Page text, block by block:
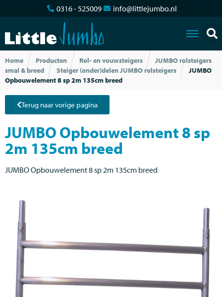
0316 - 525009 info@littlejumbo.nl
Home Producten Rol- en vouwsteigers
JUMBO rolsteigers
smal & breed
Steiger (onder)delen JUMBO rolsteigers
JUMBO
Opbouwelement 8 sp 2m 135cm breed
Terug naar vorige pagina
JUMBO Opbouwelement 8 sp
2m 135cm breed
JUMBO Opbouwelement 8 sp 2m 135cm breed